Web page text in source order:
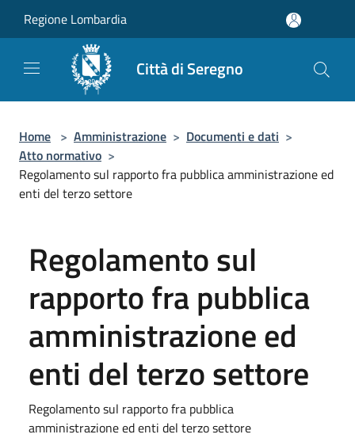
Regione Lombardia
Città di Seregno
Home > Amministrazione > Documenti e dati >
Atto normativo >
Regolamento sul rapporto fra pubblica amministrazione ed
enti del terzo settore
Regolamento sul
rapporto fra pubblica
amministrazione ed
enti del terzo settore
Regolamento sul rapporto fra pubblica
amministrazione ed enti del terzo settore